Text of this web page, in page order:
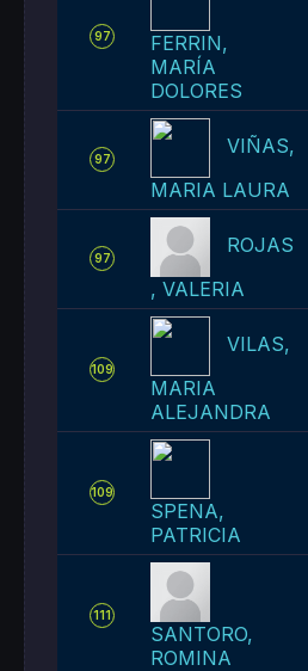
97
FERRIN,
MARÍA
DOLORES
97
VIÑAS,
MARIA LAURA
97
ROJAS
, VALERIA
109
VILAS,
MARIA
ALEJANDRA
109
SPENA,
PATRICIA
111
SANTORO,
ROMINA